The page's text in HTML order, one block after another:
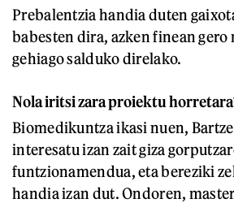
Prebalentzia handia duten
babesten dira, azken finean
gehiago salduko direlako.
Nola iritsi zara proiektu
Biomedikuntza ikasi nuen,
interesatu izan zait giza
funtzionamendua, eta bereziki
handia izan dut. Ondoren,